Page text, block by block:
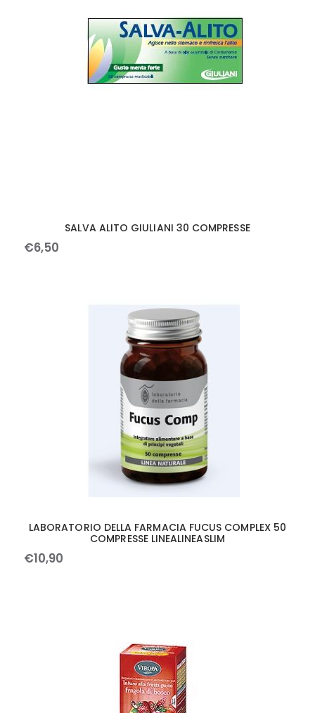
SALVA ALITO GIULIANI 30 COMPRESSE
€6,50
LABORATORIO DELLA FARMACIA FUCUS COMPLEX 50
COMPRESSE LINEALINEASLIM
€10,90